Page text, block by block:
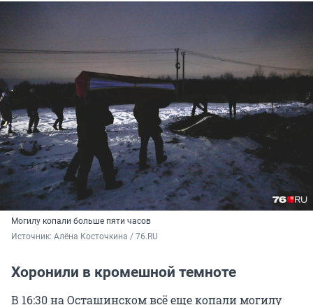
Могилу копали больше пяти часов
Источник: Алёна Косточкина / 76.RU
Хоронили в кромешной темноте
В 16:30 на Осташинском всё еще копали могилу